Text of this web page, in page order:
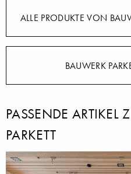
ALLE PRODUKTE VON
BAUWERK
PASSENDE ARTIKEL
PARKETT